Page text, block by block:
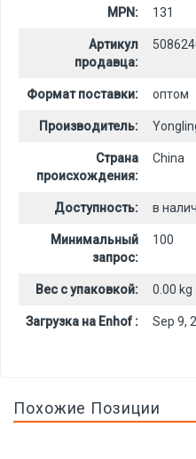
MPN: 131
Артикул
продавца:
Формат поставки: оптом
Производитель:
Страна
происхождения:
China
Доступность: в
Минимальный
запрос:
100
Вес с упаковкой: 0.00 kg
Загрузка на Enhof : Sep 9,
Похожие Позиции